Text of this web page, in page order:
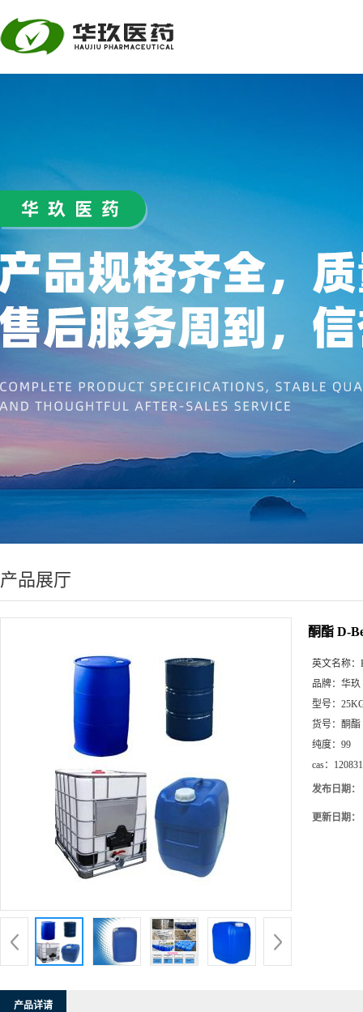
产品展厅
酮酯 D-
英文名称：
品牌： 华玖
型号：
货号： 酮酯
纯度： 99
cas：
发布日期：
更新日期：
产品详请